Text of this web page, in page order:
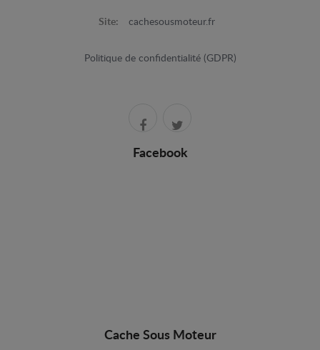
Site: cachesousmoteur.fr
Politique de confidentialité (GDPR)
Facebook
Cache Sous Moteur